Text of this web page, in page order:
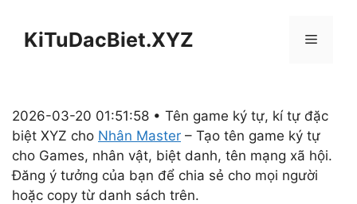
KiTuDacBiet.XYZ Menu
2026-03-20 01:51:58 • Tên game ký tự, kí tự đặc
biệt XYZ cho Nhân Master – Tạo tên game ký tự
cho Games, nhân vật, biệt danh, tên mạng xã hội.
Đăng ý tưởng của bạn để chia sẻ cho mọi người
hoặc copy từ danh sách trên.